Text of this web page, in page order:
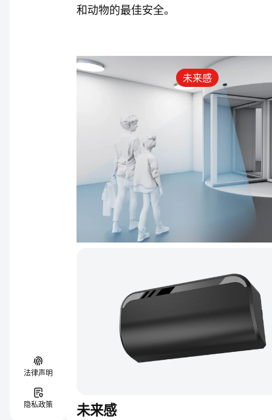
法律声明
隐私政策
和动物的最佳安全。
未来感
未来感